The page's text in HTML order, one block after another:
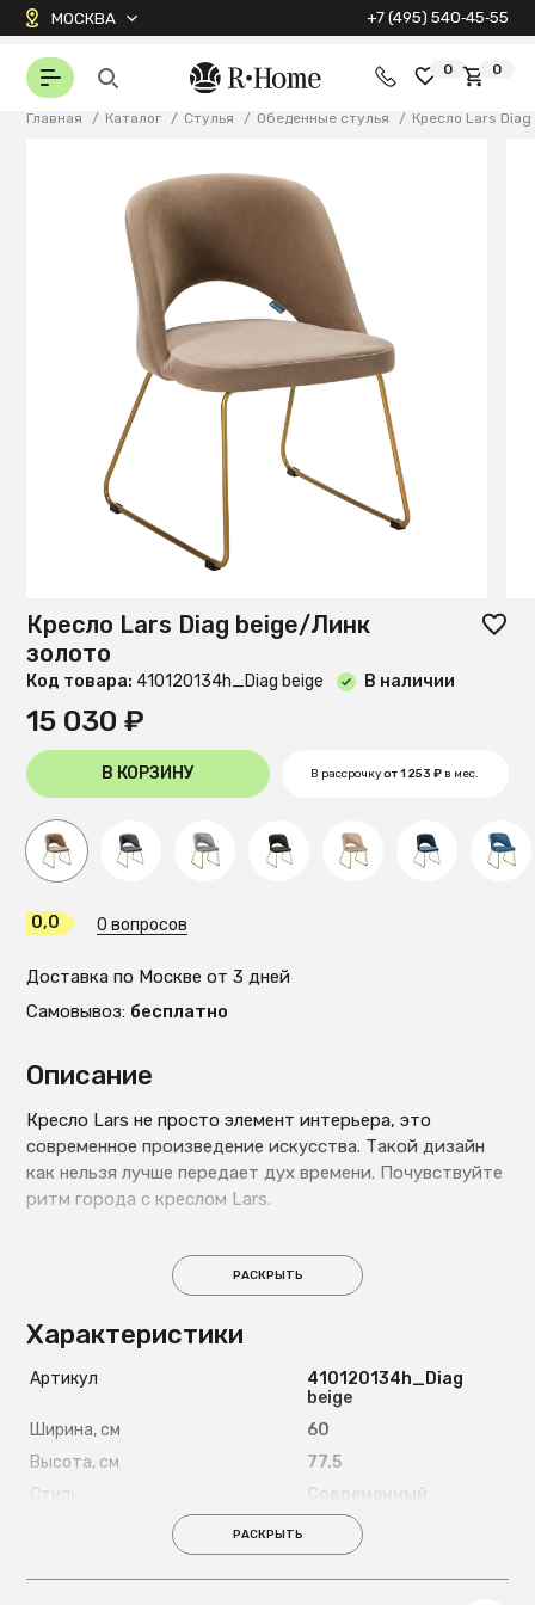
МОСКВА +7 (495) 540‑45‑55
0 0
Главная / Каталог / Стулья / Обеденные стулья / Кресло Lars
Описание
Кресло Lars не просто элемент интерьера, это
современное произведение искусства. Такой дизайн
как нельзя лучше передает дух времени. Почувствуйте
ритм города с креслом Lars.
РАСКРЫТЬ
Характеристики
Артикул
410120134h_Diag
beige
Ширина, см
60
Высота, см
77.5
Стиль
Современный
Высота сиденья, см
Максимально допустимая
нагрузка, кг
120
РАСКРЫТЬ
Кресло Lars Diag beige/Линк
золото
Код товара: 410120134h_Diag beige В наличии
15 030 ₽
В КОРЗИНУ В рассрочкуот 1 253 ₽ в мес.
0,0 0 вопросов
Доставка по Москве от 3 дней
Самовывоз: бесплатно